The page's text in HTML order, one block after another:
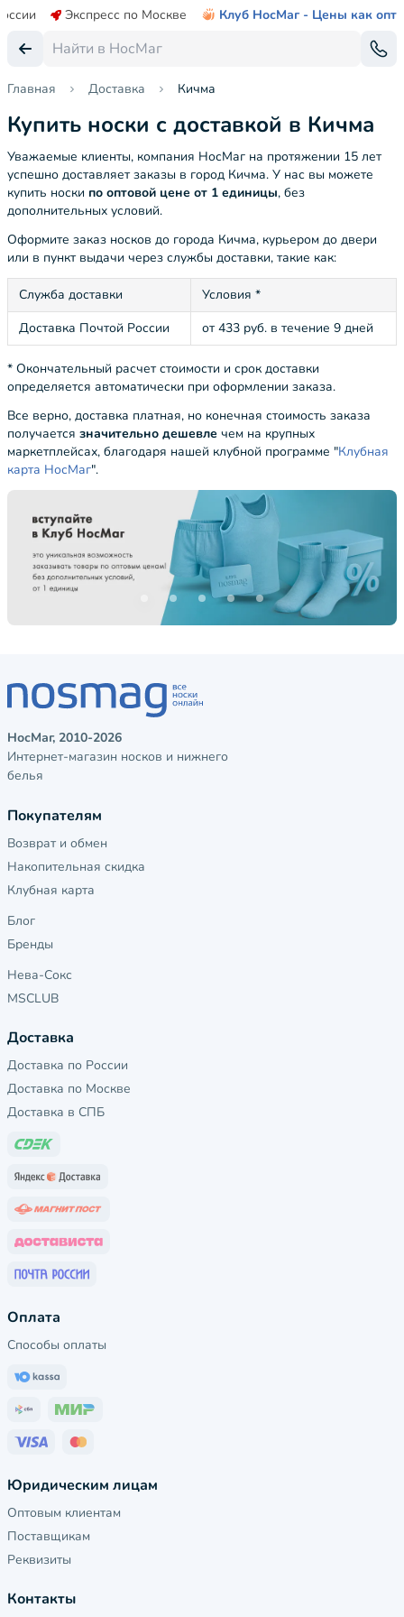
Экспресс по Москве Клуб НосМаг - Цены как опт
Главная Доставка Кичма
Купить носки с доставкой в Кичма
Уважаемые клиенты, компания НосМаг на протяжении 15 лет
успешно доставляет заказы в город Кичма. У нас вы можете
купить носки по оптовой цене от 1 единицы, без
дополнительных условий.
Оформите заказ носков до города Кичма, курьером до двери
или в пункт выдачи через службы доставки, такие как:
Служба доставки
Условия *
Доставка Почтой России
от 433 руб. в течение 9 дней
* Окончательный расчет стоимости и срок доставки
определяется автоматически при оформлении заказа.
Все верно, доставка платная, но конечная стоимость заказа
получается значительно дешевле чем на крупных
маркетплейсах, благодаря нашей клубной программе "Клубная
карта НосМаг".
НосМаг, 2010-2026
Интернет-магазин носков и нижнего
белья
Покупателям
Возврат и обмен
Накопительная скидка
Клубная карта
Блог
Бренды
Нева-Сокс
MSCLUB
Доставка
Доставка по России
Доставка по Москве
Доставка в СПБ
Оплата
Способы оплаты
Юридическим лицам
Оптовым клиентам
Поставщикам
Реквизиты
Контакты